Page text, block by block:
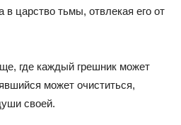
царство тьмы, отвлекая его от
где каждый грешник может
может очиститься,
своей.